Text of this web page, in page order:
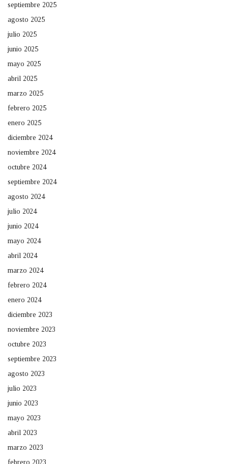
septiembre 2025
agosto 2025
julio 2025
junio 2025
mayo 2025
abril 2025
marzo 2025
febrero 2025
enero 2025
diciembre 2024
noviembre 2024
octubre 2024
septiembre 2024
agosto 2024
julio 2024
junio 2024
mayo 2024
abril 2024
marzo 2024
febrero 2024
enero 2024
diciembre 2023
noviembre 2023
octubre 2023
septiembre 2023
agosto 2023
julio 2023
junio 2023
mayo 2023
abril 2023
marzo 2023
febrero 2023